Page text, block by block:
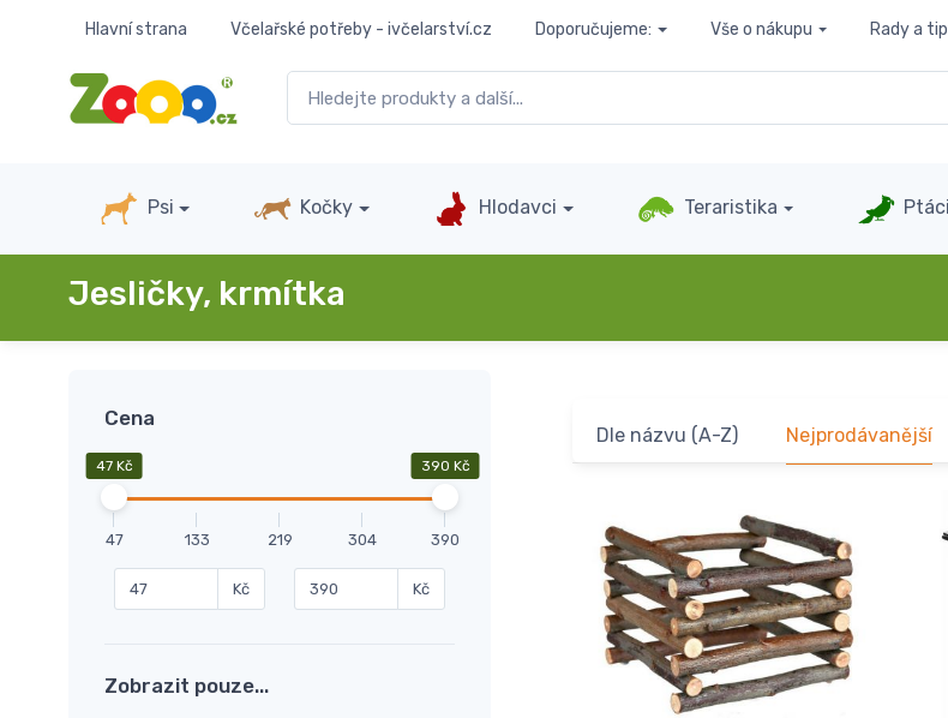
Hlavní strana Včelařské potřeby - ivčelarství.cz Doporučujeme: Vše o nákupu Rady a
Psi Kočky Hlodavci Teraristika Ptáci
Jesličky, krmítka
Cena
47 Kč 390 Kč
47 133 219 304 390
Kč Kč
Zobrazit pouze...
Dle názvu (A-Z) Nejprodávanější